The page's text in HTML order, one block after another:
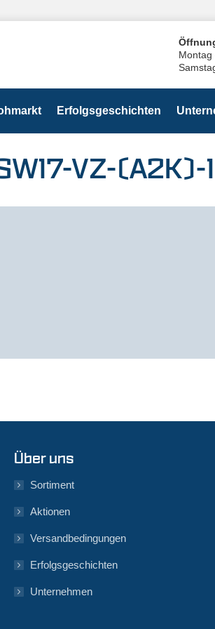
Erfolgsgeschichten
VZ-(A2K)-
Über uns
Sortiment
Aktionen
Versandbedingungen
Erfolgsgeschichten
Unternehmen